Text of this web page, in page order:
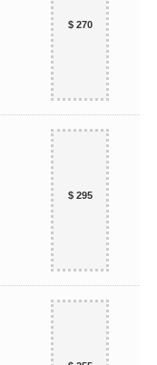
$ 270
$ 295